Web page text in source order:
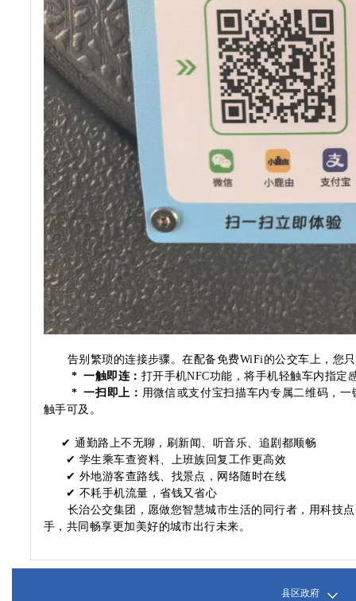
告别繁琐的连接步骤。在配备免费WiFi 的公交车上，您
*一触即连： 打开手机NFC功能 ，将手机轻触车内指定
*一扫即上： 用微信或支付宝扫描车内专属二维码，一
触手可及。
✔ 通勤路上不无聊，刷新闻、听音乐、追剧都顺畅
✔ 学生乘车查资料、上班族回复工作更高效
✔ 外地游客查路线、找景点，网络随时在线
✔ 不耗手机流量，省钱又省心
长治公交集团，愿做您智慧城市生活的同行者，用科技点
手，共同畅享更加美好的城市出行未来。
县区政府